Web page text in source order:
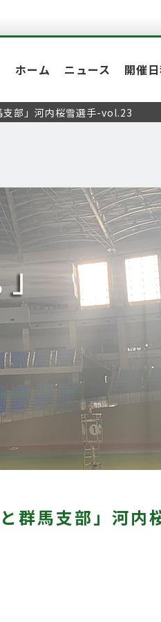
ホーム ニュース 開催
支部」河内桜雪選手-vol.23
群馬支部」河内